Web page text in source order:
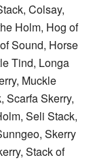
Colsay,
Holm, Hog of
Sound, Horse
Tind, Longa
Muckle
Scarfa Skerry,
Seli Stack,
Skerry
Stack of